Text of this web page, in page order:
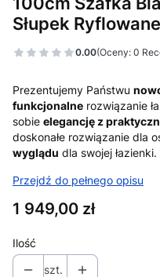
Słupek
0.00(Oceny: 0
Prezentujemy Państwu
funkcjonalne rozwiązanie
sobie elegancję z
doskonałe rozwiązanie dla
wyglądu dla swojej łazienki.
Przejdź do pełnego opisu
Cena
1 949,00 zł
Ilość
szt.